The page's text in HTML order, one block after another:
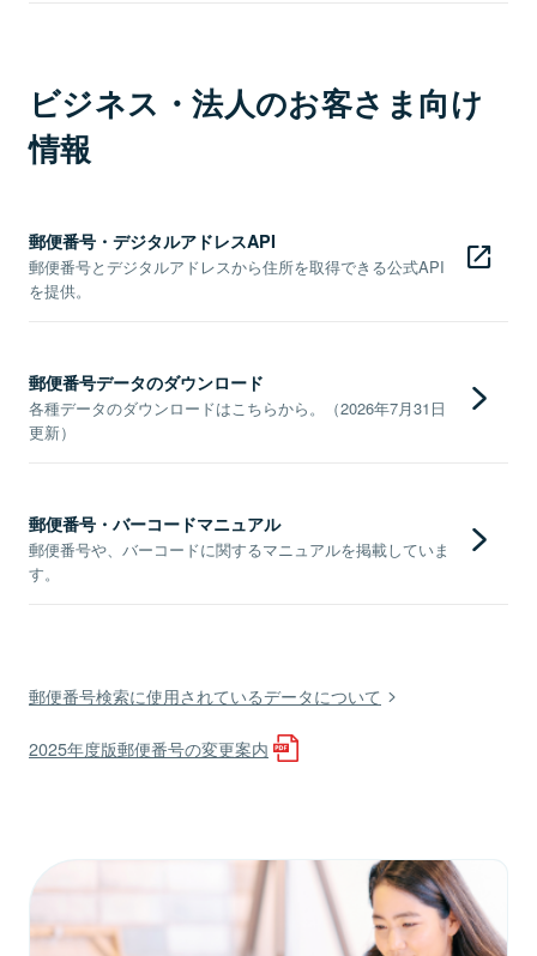
ビジネス・法人のお客さま向け
情報
郵便番号・デジタルアドレスAPI
郵便番号とデジタルアドレスから住所を取得できる公式API
を提供。
郵便番号データのダウンロード
各種データのダウンロードはこちらから。（2026年7月31日
更新）
郵便番号・バーコードマニュアル
郵便番号や、バーコードに関するマニュアルを掲載していま
す。
郵便番号検索に使用されているデータについて
2025年度版郵便番号の変更案内